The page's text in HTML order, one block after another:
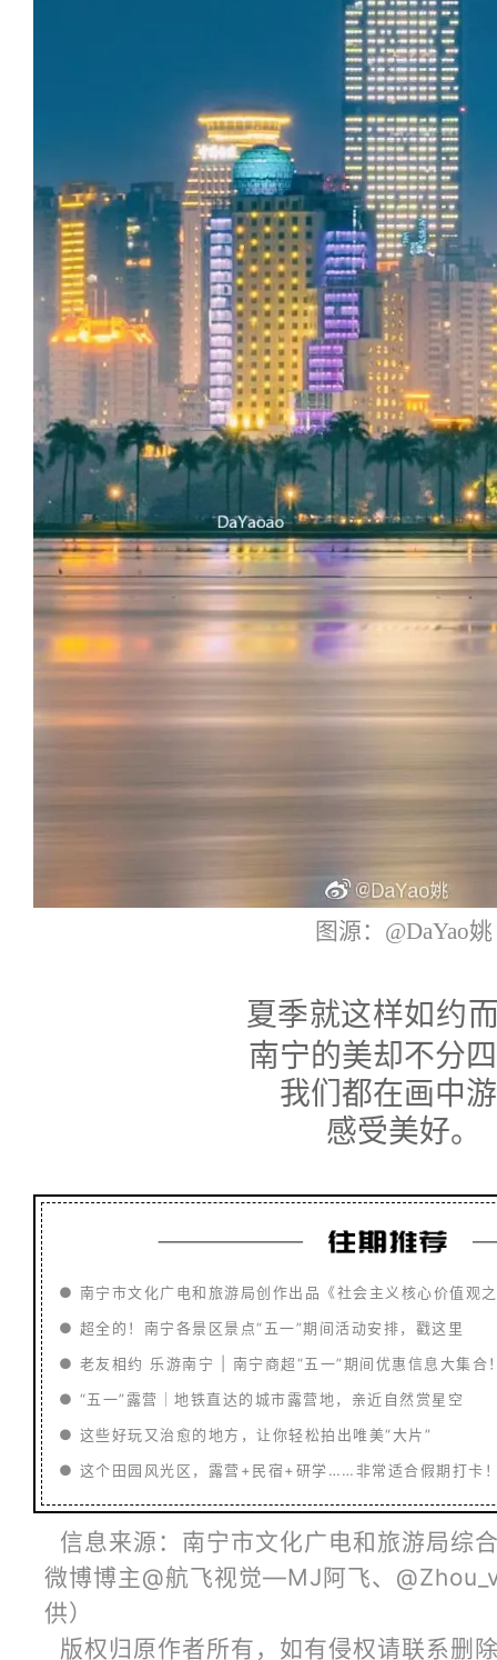
图源：@DaYao姚
夏季就这样如约
南宁的美却不分
我们都在画中
感受美好。
● 南宁市文化广电和旅游局创作出品《社会主义核心价值观
● 超全的！南宁各景区景点“五一”期间活动安排，戳这里
● 老友相约 乐游南宁 | 南宁商超“五一”期间优惠信息大集合
● “五一”露营｜地铁直达的城市露营地，亲近自然赏星空
● 这些好玩又治愈的地方，让你轻松拍出唯美“大片”
● 这个田园风光区，露营+民宿+研学……非常适合假期打卡
信息来源：南宁市文化广电和旅游局综
微博博主@航飞视觉—MJ阿飞、
供）
版权归原作者所有，如有侵权请联系删